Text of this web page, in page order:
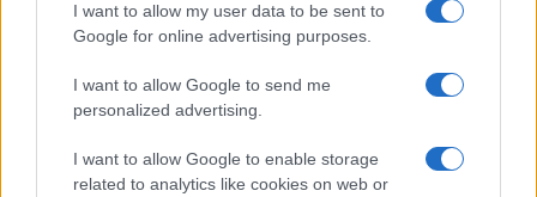
I want to allow my user data to be sent to
Google for online advertising purposes.
I want to allow Google to send me
personalized advertising.
I want to allow Google to enable storage
related to analytics like cookies on web or
Ripensare le tecnologie umanitarie oltre i criteri dei
donatori